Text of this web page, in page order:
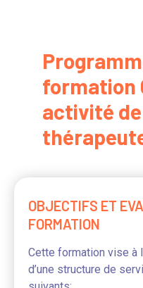
formation
activité
OBJECTIFS ET
FORMATION
Cette formation vise à
d’une structure de